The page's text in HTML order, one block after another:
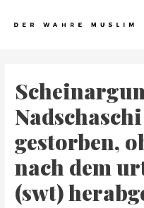
gestorben,
nach dem
(swt)